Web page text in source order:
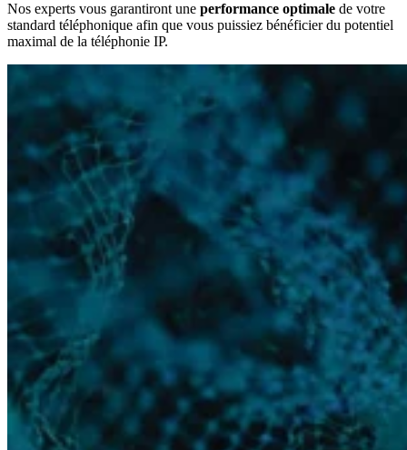
Nos experts vous garantiront une performance optimale de votre
standard téléphonique afin que vous puissiez bénéficier du potentiel
maximal de la téléphonie IP.